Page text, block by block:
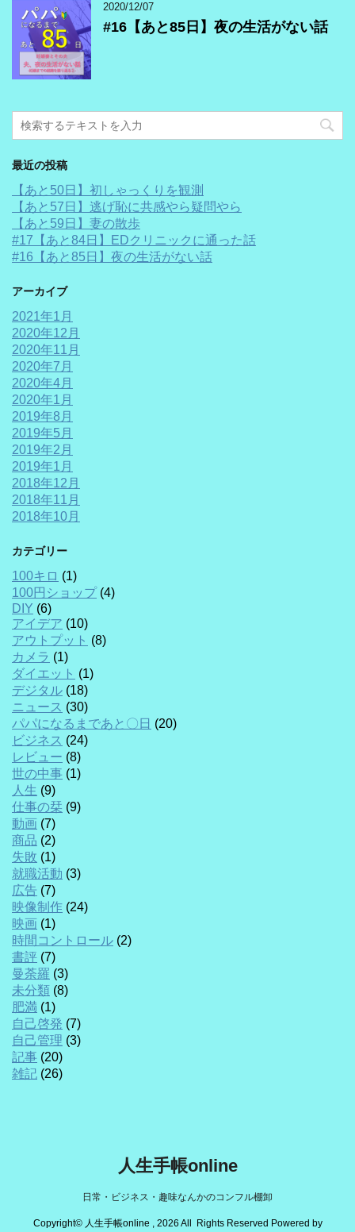
2020/12/07
#16【あと85日】夜の生活がない話
最近の投稿
【あと50日】初しゃっくりを観測
【あと57日】逃げ恥に共感やら疑問やら
【あと59日】妻の散歩
#17【あと84日】EDクリニックに通った話
#16【あと85日】夜の生活がない話
アーカイブ
2021年1月
2020年12月
2020年11月
2020年7月
2020年4月
2020年1月
2019年8月
2019年5月
2019年2月
2019年1月
2018年12月
2018年11月
2018年10月
カテゴリー
100キロ (1)
100円ショップ(4)
DIY (6)
アイデア (10)
アウトプット (8)
カメラ (1)
ダイエット (1)
デジタル (18)
ニュース (30)
パパになるまであと〇日 (20)
ビジネス (24)
レビュー (8)
世の中事 (1)
人生 (9)
仕事の栞 (9)
動画 (7)
商品 (2)
失敗 (1)
就職活動 (3)
広告 (7)
映像制作 (24)
映画 (1)
時間コントロール (2)
書評 (7)
曼荼羅 (3)
未分類 (8)
肥満 (1)
自己啓発 (7)
自己管理 (3)
記事 (20)
雑記 (26)
人生手帳online
日常・ビジネス・趣味なんかのコンフル棚卸
Copyright© 人生手帳online , 2026 All Rights Reserved Powered by